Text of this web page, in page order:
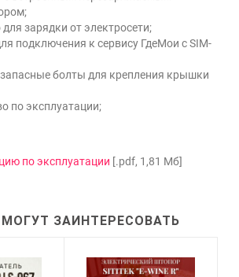
для зарядки от электросети;
подключения к сервису ГдеМои с SIM-
запасные болты для крепления крышки
по эксплуатации;
по эксплуатации [.pdf, 1,81 Мб]
ЗАИНТЕРЕСОВАТЬ